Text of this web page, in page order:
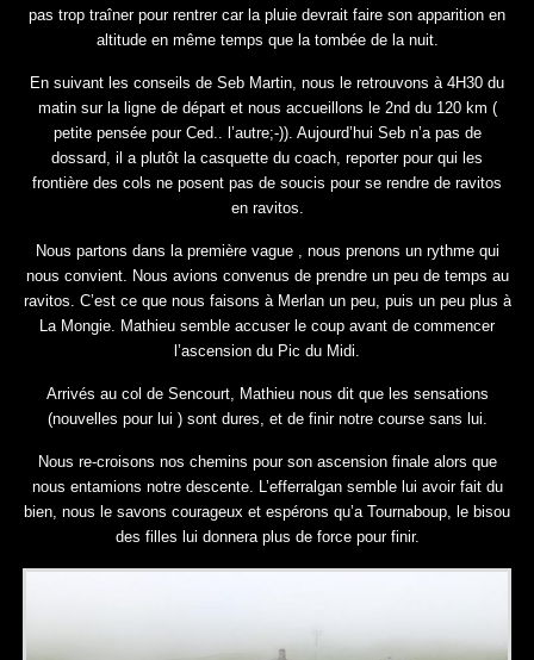
pas trop traîner pour rentrer car la pluie devrait faire son apparition en
altitude en même temps que la tombée de la nuit.
En suivant les conseils de Seb Martin, nous le retrouvons à 4H30 du
matin sur la ligne de départ et nous accueillons le 2nd du 120 km (
petite pensée pour Ced.. l’autre;-)). Aujourd’hui Seb n’a pas de
dossard, il a plutôt la casquette du coach, reporter pour qui les
frontière des cols ne posent pas de soucis pour se rendre de ravitos
en ravitos.
Nous partons dans la première vague , nous prenons un rythme qui
nous convient. Nous avions convenus de prendre un peu de temps au
ravitos. C’est ce que nous faisons à Merlan un peu, puis un peu plus à
La Mongie. Mathieu semble accuser le coup avant de commencer
l’ascension du Pic du Midi.
Arrivés au col de Sencourt, Mathieu nous dit que les sensations
(nouvelles pour lui ) sont dures, et de finir notre course sans lui.
Nous re-croisons nos chemins pour son ascension finale alors que
nous entamions notre descente. L’efferralgan semble lui avoir fait du
bien, nous le savons courageux et espérons qu’a Tournaboup, le bisou
des filles lui donnera plus de force pour finir.